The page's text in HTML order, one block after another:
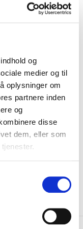
og
medier og til
oplysninger om
partnere inden
og
disse
dem, eller som
OG BØNNER OG
32,00